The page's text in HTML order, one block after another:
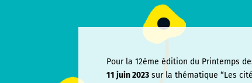
Pour la 12ème édition du Printemps
11 juin2023 sur la thématique “Les